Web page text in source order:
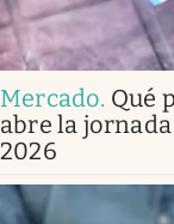
Mercado. Qué
abre la jornada
2026